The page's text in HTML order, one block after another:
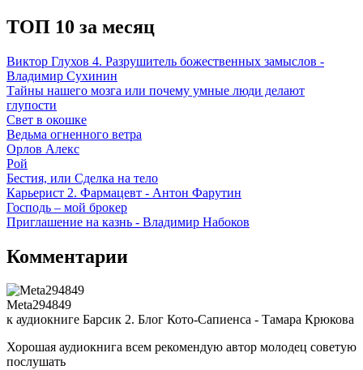
ТОП 10 за месяц
Виктор Глухов 4. Разрушитель божественных замыслов -
Владимир Сухинин
Тайны нашего мозга или почему умные люди делают
глупости
Свет в окошке
Ведьма огненного ветра
Орлов Алекс
Рой
Бестия, или Сделка на тело
Карьерист 2. Фармацевт - Антон Фарутин
Господь – мой брокер
Приглашение на казнь - Владимир Набоков
Комментарии
Meta294849
к аудиокниге Барсик 2. Блог Кото-Сапиенса - Тамара Крюкова
Хорошая аудиокнига всем рекомендую автор молодец советую
послушать